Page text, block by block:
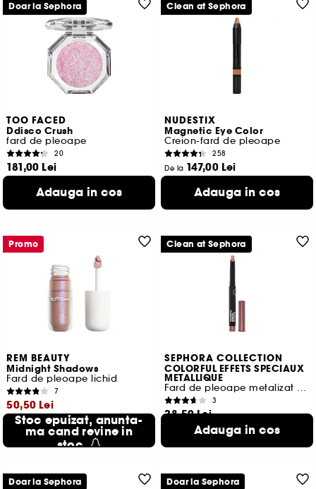
TOO FACED
Ddisco Crush
fard de pleoape
20
181,00 Lei
12.066,67 Lei
6 variante disponibile
Adauga in cos
Doar la Sephora
NUDESTIX
Magnetic Eye Color
Creion-fard de pleoape
258
De la 147,00 Lei
5.250,00 Lei
3 variante disponibile
Adauga in cos
Clean at Sephora
REM BEAUTY
Midnight Shadows
Fard de pleoape lichid
7
50,50 Lei
1.262,50 Lei /100ml
Cel mai mic pret 95,00 Lei -46.8%
Stoc epuizat, anunta-
ma cand revine in
stoc
Promo
SEPHORA COLLECTION
COLORFUL EFFETS SPECIAUX
METALLIQUE
Fard de pleoape metalizat stick
3
28,50 Lei
814,29 Lei /100g
Adauga in cos
Clean at Sephora
Doar la Sephora Doar la Sephora